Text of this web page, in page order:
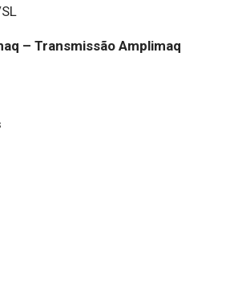
– Transmissão Amplimaq